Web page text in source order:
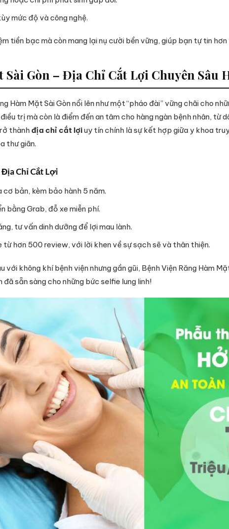
mức độ và công nghệ.
tiền bạc mà còn mang lại nụ cười bền vững, giúp bạn tự tin
Sài Gòn – Địa Chỉ Cắt Lợi Chuyên Sâu
Hàm Mặt Sài Gòn nổi lên như một “pháo đài” vững chãi cho
trị mà còn là điểm đến an tâm cho hàng ngàn bệnh nhân, từ
thànhđịa chỉ cắt lợiuy tín chính là sự kết hợp giữa y khoa
thư giãn.
Chỉ Cắt Lợi
bản, kèm bảo hành 5 năm.
bằng Grab, đỗ xe miễn phí.
tư vấn dinh dưỡng để lợi mau lành.
hơn 500 review, với lời khen về sự sạch sẽ và thân thiện.
với không khí bệnh viện nhưng gần gũi, Bệnh Viện Răng Hàm
sẵn sàng cho những bức selfie lung linh!